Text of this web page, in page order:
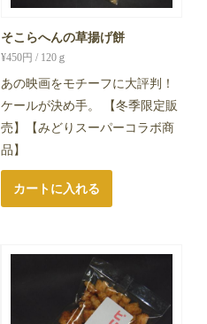
そこらへんの草揚げ餅
¥450円 / 120ｇ
あの映画をモチーフに大評判！
ケールが決め手。 【冬季限定販
売】【みどりスーパーコラボ商
品】
カートに入れる